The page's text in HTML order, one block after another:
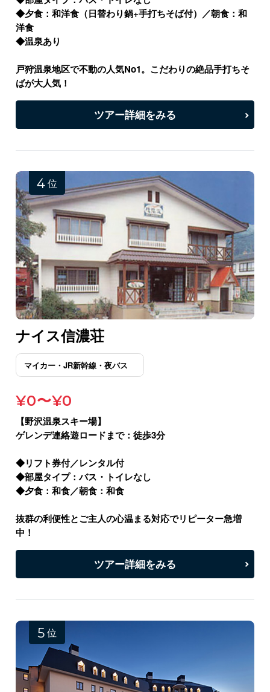
◆夕食：和洋食（日替わり鍋+手打ちそば付）／朝食：和
洋食
◆温泉あり
戸狩温泉地区で不動の人気No1。こだわりの絶品手打ちそ
ばが大人気！
ツアー詳細をみる
4位
ナイス信濃荘
¥0〜¥0
【野沢温泉スキー場】
ゲレンデ連絡遊ロードまで：徒歩3分
◆リフト券付／レンタル付
◆部屋タイプ：バス・トイレなし
◆夕食：和食／朝食：和食
抜群の利便性とご主人の心温まる対応でリピーター急増
中！
ツアー詳細をみる
5位